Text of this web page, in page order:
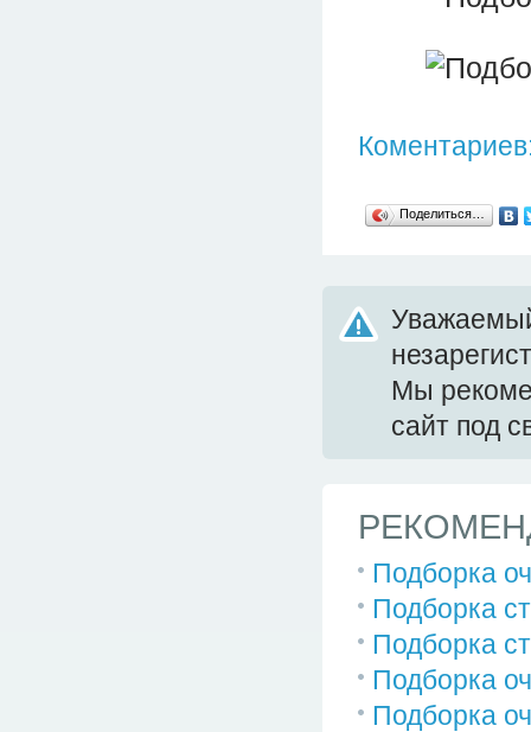
Поделиться…
Мы
сайт под
Подборка
Подборка
Подборка
Подборка
Подборка